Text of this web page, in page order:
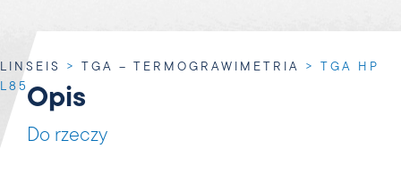
LINSEIS > TGA – TERMOGRAWIMETRIA > TGA HP
L85 Opis
Do rzeczy